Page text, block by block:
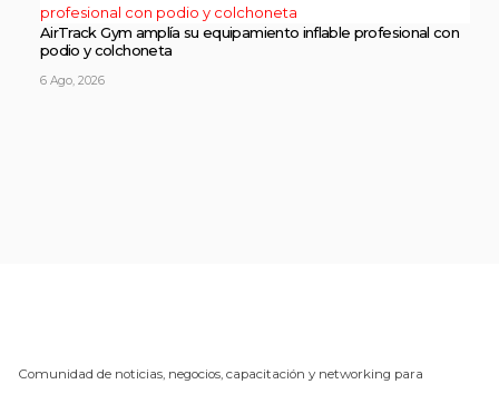
AirTrack Gym amplía su equipamiento inflable profesional con
podio y colchoneta
6 Ago, 2026
Comunidad de noticias, negocios, capacitación y networking para